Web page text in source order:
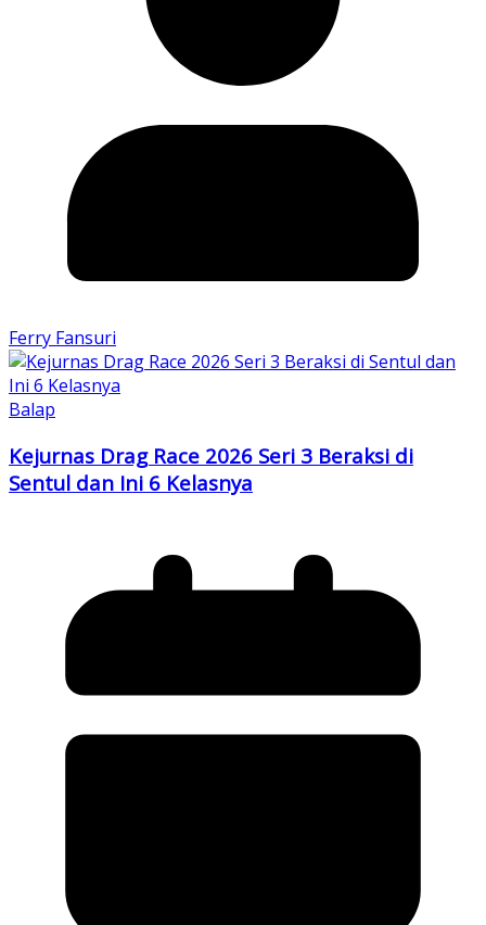
Ferry Fansuri
Balap
Kejurnas Drag Race 2026 Seri 3 Beraksi di
Sentul dan Ini 6 Kelasnya